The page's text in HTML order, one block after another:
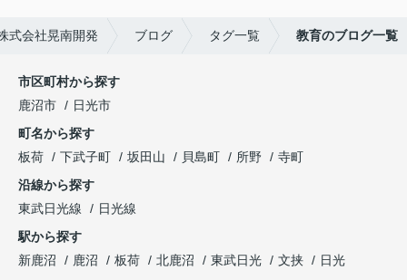
式会社晃南開発 ブログ タグ一覧 教育のブログ一覧
市区町村から探す
鹿沼市
日光市
町名から探す
板荷
下武子町 坂田山 貝島町 所野
寺町
沿線から探す
東武日光線
日光線
駅から探す
新鹿沼
鹿沼 板荷 北鹿沼 東武日光 文挟 日光